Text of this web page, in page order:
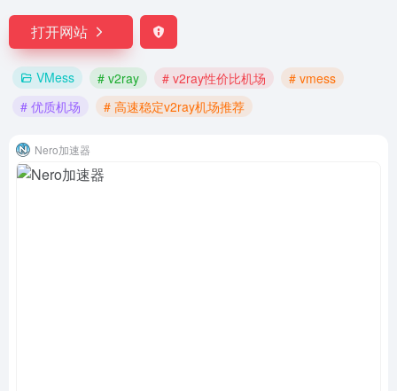
打开网站
VMess # v2ray # v2ray性价比机场
# vmess
# 优质机场
# 高速稳定v2ray机场推荐
Nero加速器